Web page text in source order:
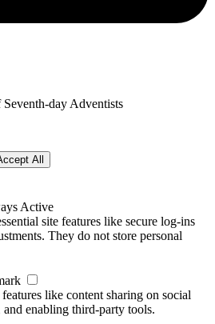
day Adventists
All
Active
site features like secure log-ins
They do not store personal
like content sharing on social
enabling third-party tools.